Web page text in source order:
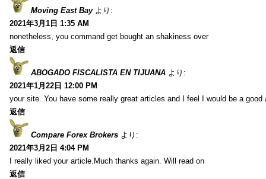
Moving East Bay より:
2021年3月1日 1:35 AM
nonetheless, you command get bought an shakiness over
返信
ABOGADO FISCALISTA EN TIJUANA より:
2021年1月22日 12:00 PM
your site. You have some really great articles and I feel I would be a good
返信
Compare Forex Brokers より:
2021年3月2日 4:04 PM
I really liked your article.Much thanks again. Will read on
返信